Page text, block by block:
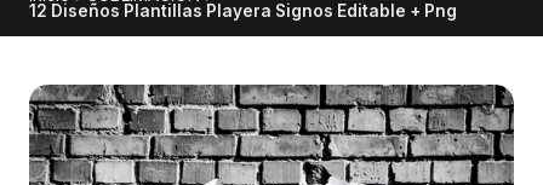
12 Diseños Plantillas Playera Signos Editable + Png